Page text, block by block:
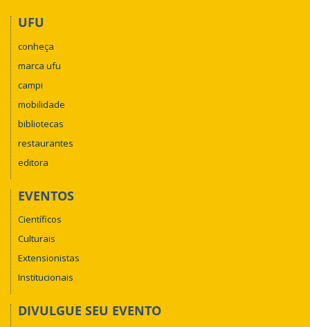
UFU
conheça
marca ufu
campi
mobilidade
bibliotecas
restaurantes
editora
EVENTOS
Científicos
Culturais
Extensionistas
Institucionais
DIVULGUE SEU EVENTO